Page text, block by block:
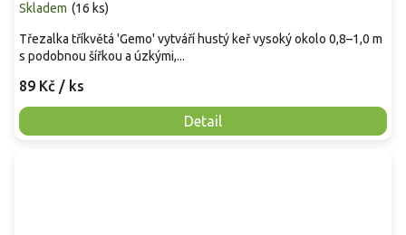
Skladem (16 ks)
89 Kč / ks
Detail
Třezalka tříkvětá 'Gemo' vytváří hustý keř vysoký okolo 0,8–1,0 m
s podobnou šířkou a úzkými,...